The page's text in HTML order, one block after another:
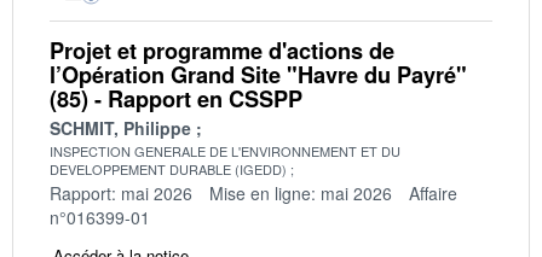
Projet et programme d'actions de
l’Opération Grand Site "Havre du Payré"
(85) - Rapport en CSSPP
SCHMIT, Philippe
INSPECTION GENERALE DE L'ENVIRONNEMENT ET DU
DEVELOPPEMENT DURABLE (IGEDD)
Rapport: mai 2026 Mise en ligne: mai 2026
Affaire
n°016399-01